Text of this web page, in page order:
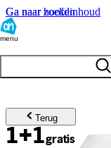
Ga naar hoofdinhoud
Ga naar zoeken
menu
Terug
1+1gratis